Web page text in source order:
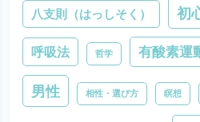
八支則（はっしそく） 初
呼吸法 哲学 有酸素運
男性 相性・選び方 瞑想